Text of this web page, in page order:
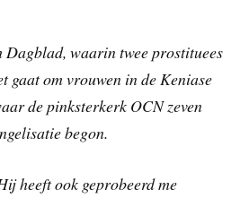
Dagblad, waarin twee prostituees
gaat om vrouwen in de Keniase
de pinksterkerk OCN zeven
begon.
heeft ook geprobeerd me